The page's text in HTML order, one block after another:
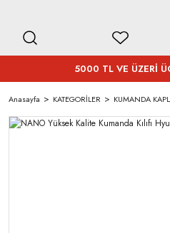
5000 TL VE ÜZERİ
Anasayfa KATEGORİLER KUMANDA